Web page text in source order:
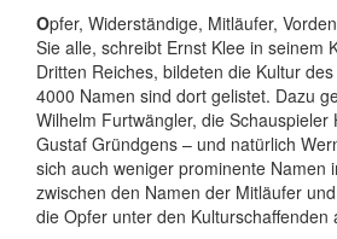
Opfer, Widerständige, Mitläufer,
Sie alle, schreibt Ernst Klee in seinem
Dritten Reiches, bildeten die Kultur
4000 Namen sind dort gelistet. Dazu
Wilhelm Furtwängler, die Schauspieler
Gustaf Gründgens – und natürlich
sich auch weniger prominente Namen
zwischen den Namen der Mitläufer
die Opfer unter den Kulturschaffenden